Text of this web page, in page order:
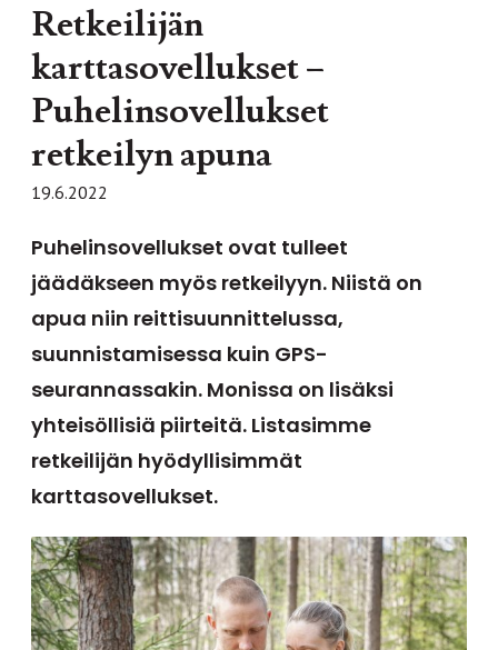
Retkeilijän
karttasovellukset −
Puhelinsovellukset
retkeilyn apuna
19.6.2022
Puhelinsovellukset ovat tulleet
jäädäkseen myös retkeilyyn. Niistä on
apua niin reittisuunnittelussa,
suunnistamisessa kuin GPS-
seurannassakin. Monissa on lisäksi
yhteisöllisiä piirteitä. Listasimme
retkeilijän hyödyllisimmät
karttasovellukset.